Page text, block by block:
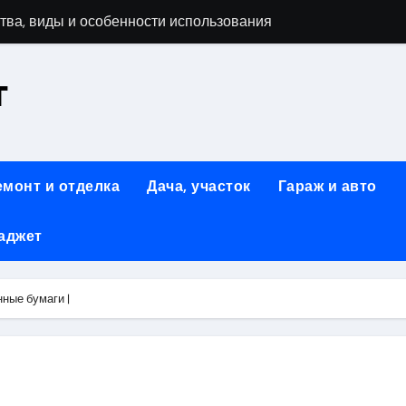
виды и особенности использования
помощник при ремонтных работах
к Успешному Реализации Ваших Идей
и практичность
Дома: Экологичность и Практичность
и отделка Дача, участок Гараж и авто
бумаги |